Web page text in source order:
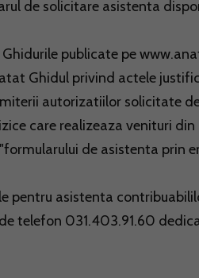
de solicitare asistenta
publicate pe
Ghidul privind actele
autorizatiilor solicitate
care realizeaza venituri
de asistenta prin
pentru asistenta
telefon 031.403.91.60